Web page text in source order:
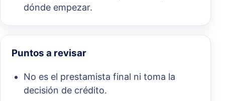
dónde empezar.
Puntos a revisar
No es el prestamista final ni toma la
decisión de crédito.